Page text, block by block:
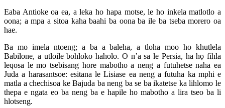
Eaba Antioke oa ea, a leka ho hapa motse, le ho inkela matlotlo a
oona; a mpa a sitoa kaha baahi ba oona ba ile ba tseba morero oa
hae.
Ba mo imela ntoeng; a ba a baleha, a tloha moo ho khutlela
Babilone, a utloile bohloko haholo. O n’a sa le Persia, ha họ fihla
leqosa le mo tsebisang hore mabotho a neng a futuhetse naha ea
Juda a harasantsoe: esitana le Lisiase ea neng a futuha ka mphi e
matla a chechisoa ke Bajuda ba neng ba se ba ikatetse ka lihlomo le
thepa e ngata eo ba neng ba e hapile ho mabotho a lira tseo ba li
hlotseng.